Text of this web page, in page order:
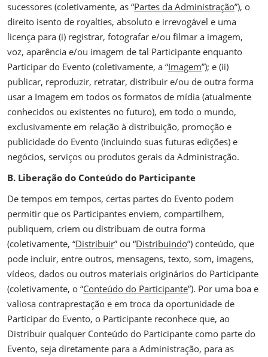
sucessores (coletivamente, as “Partes da Administração”), o
direito isento de royalties, absoluto e irrevogável e uma
licença para (i) registrar, fotografar e/ou filmar a imagem,
voz, aparência e/ou imagem de tal Participante enquanto
Participar do Evento (coletivamente, a “Imagem”); e (ii)
publicar, reproduzir, retratar, distribuir e/ou de outra forma
usar a Imagem em todos os formatos de mídia (atualmente
conhecidos ou existentes no futuro), em todo o mundo,
exclusivamente em relação à distribuição, promoção e
publicidade do Evento (incluindo suas futuras edições) e
negócios, serviços ou produtos gerais da Administração.
B. Liberação do Conteúdo do Participante
De tempos em tempos, certas partes do Evento podem
permitir que os Participantes enviem, compartilhem,
publiquem, criem ou distribuam de outra forma
(coletivamente, “Distribuir” ou “Distribuindo”) conteúdo, que
pode incluir, entre outros, mensagens, texto, som, imagens,
vídeos, dados ou outros materiais originários do Participante
(coletivamente, o “Conteúdo do Participante”). Por uma boa e
valiosa contraprestação e em troca da oportunidade de
Participar do Evento, o Participante reconhece que, ao
Distribuir qualquer Conteúdo do Participante como parte do
Evento, seja diretamente para a Administração, para as